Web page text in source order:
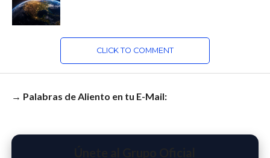
CLICK TO COMMENT
→ Palabras de Aliento en tu E-Mail: